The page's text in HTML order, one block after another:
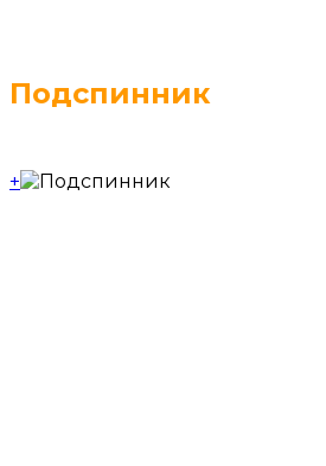
Подспинник
+